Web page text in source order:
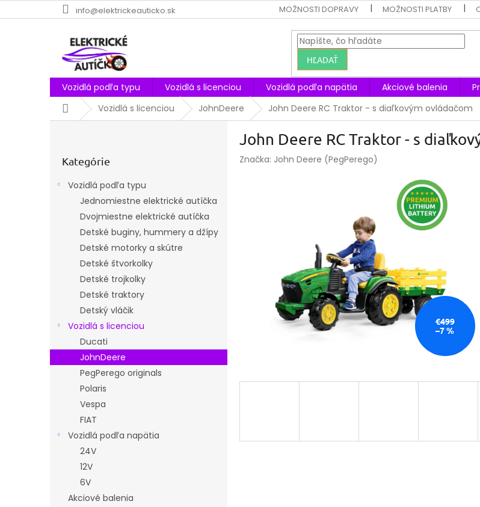
na
info@elektrickeauticko.sk MOŽNOSTI DOPRAVY MOŽNOSTI PLATBY
HĽADAŤ
Vozidlá podľa typu Vozidlá s licenciou Vozidlá podľa napätia Akciové balenia
DomovVozidlá s licenciou JohnDeere John Deere RC Traktor - s diaľkovým ovládačom
kategórie
Kategórie
Vozidlá podľa typu
Jednomiestne elektrické autíčka
Dvojmiestne elektrické autíčka
Detské buginy, hummery a džípy
Detské motorky a skútre
Detské štvorkolky
Detské trojkolky
Detské traktory
Detský vláčik
Vozidlá s licenciou
Ducati
JohnDeere
PegPerego originals
Polaris
Vespa
FIAT
Vozidlá podľa napätia
24V
12V
6V
Akciové balenia
John Deere RC Traktor - s
Značka: John Deere (PegPerego)
€499
–7 %